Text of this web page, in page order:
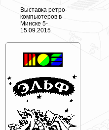
Выставка ретро-
компьютеров в
Минске 5-
15.09.2015